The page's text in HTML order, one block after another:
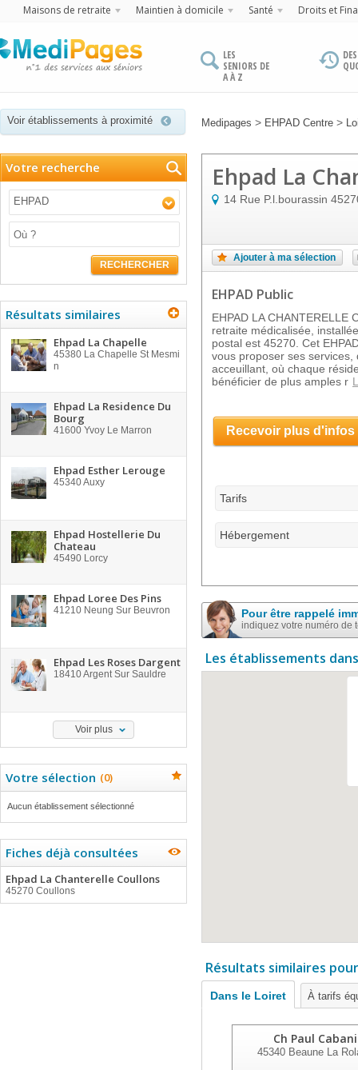
Maisons de retraite Maintien à domicile Santé Droits et
LES
SENIORS DE
A À Z
Voir établissements à proximité Medipages > EHPAD Centre >
Votre recherche
EHPAD
RECHERCHER
Résultats similaires
Ehpad La Chapelle
45380 La Chapelle St Mesmi
n
Ehpad La Residence Du
Bourg
41600 Yvoy Le Marron
Ehpad Esther Lerouge
45340Auxy
Ehpad Hostellerie Du
Chateau
45490 Lorcy
Ehpad Loree Des Pins
41210 Neung Sur Beuvron
Ehpad Les Roses Dargent
18410Argent Sur Sauldre
Voir plus
Votre sélection (0)
Aucun établissement sélectionné
Fiches déjà consultées
Ehpad La Chanterelle Coullons
45270 Coullons
Ehpad La
14 Rue P.l.bourassin
Ajouter à ma sélection
EHPAD Public
EHPAD LA CHANTERELLE
retraite médicalisée,
postal est 45270. Cet
vous proposer ses
acceuillant, où chaque
bénéficier de plus amples r
Recevoir plus d'infos
Tarifs
Hébergement
Pour être rappelé
indiquez votre numéro de
Les établissements
Résultats similaires
Dans le Loiret À tarifs
Ch Paul
45340Beaune La